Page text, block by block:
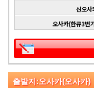
신오사
오사카(한큐3번
출발지:오사카(오사